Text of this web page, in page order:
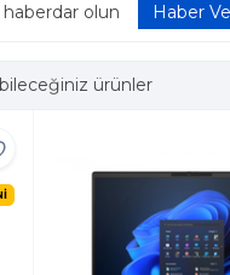
olun
ürünler